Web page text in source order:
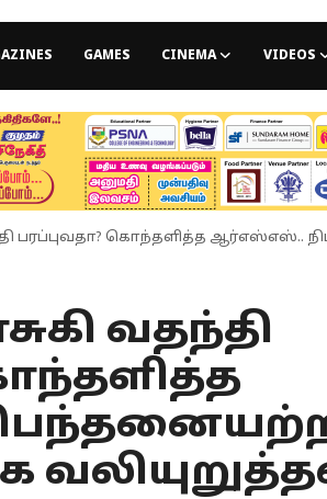
GAMES CINEMA VIDEOS
பரப்புவதா? கொந்தளித்த ஆர்எஸ்எஸ்..
வதந்தி